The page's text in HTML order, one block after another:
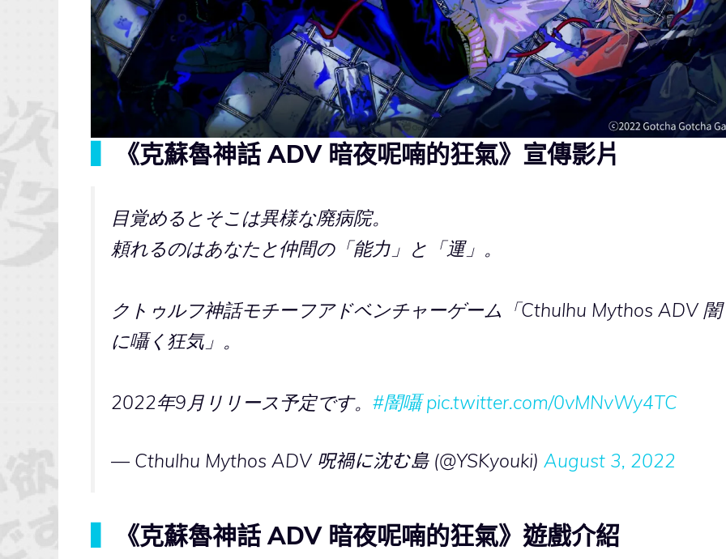
《克蘇魯神話 ADV 暗夜呢喃的狂氣》宣傳影片
目覚めるとそこは異様な廃病院。
頼れるのはあなたと仲間の「能力」と「運」。
クトゥルフ神話モチーフアドベンチャーゲーム「Cthulhu Mythos ADV 闇
に囁く狂気」。
2022年9月リリース予定です。 #闇囁 pic.twitter.com/0vMNvWy4TC
— Cthulhu Mythos ADV 呪禍に沈む島 (@YSKyouki) August 3, 2022
《克蘇魯神話 ADV 暗夜呢喃的狂氣》遊戲介紹